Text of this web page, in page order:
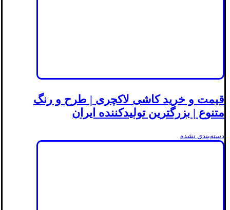
قیمت و خرید کاشی لاکچری | طرح و رنگ
متنوع | بزرگترین تولیدکننده ایران
دسته‌بندی نشده